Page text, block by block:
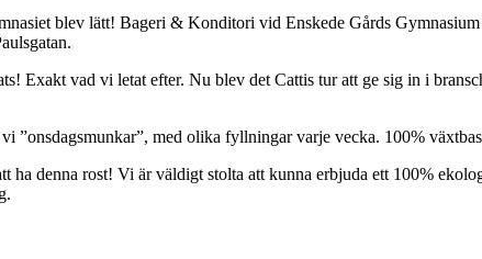
blev lätt! Bageri & Konditori vid Enskede Gårds
Exakt vad vi letat efter. Nu blev det Cattis tur att ge sig in i
”onsdagsmunkar”, med olika fyllningar varje vecka. 100%
denna rost! Vi är väldigt stolta att kunna erbjuda ett 100%